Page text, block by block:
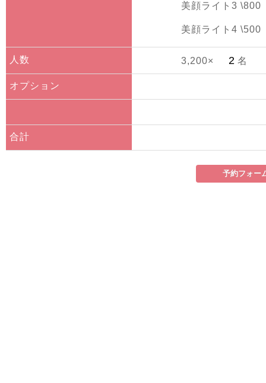
美顔ライト3 \800
美顔ライト4 \500
人数 3,200× 名
オプション
合計